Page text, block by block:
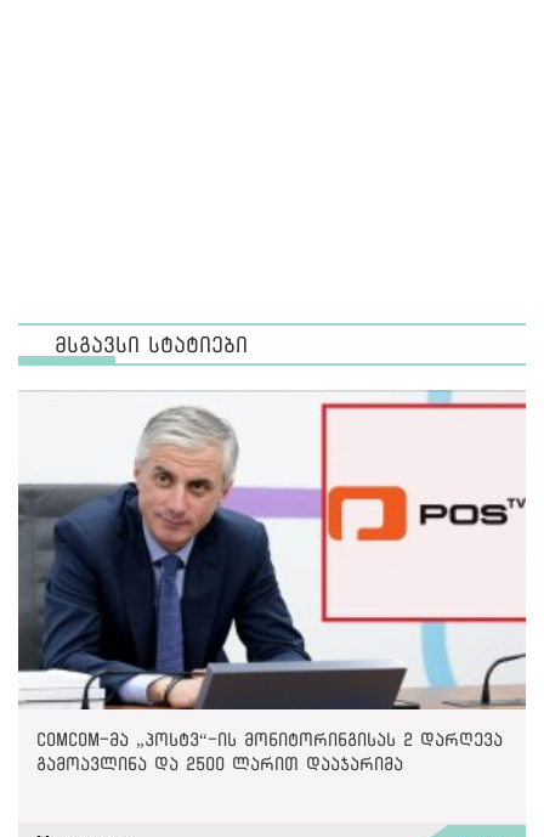
მსგავსი სტატიები
ComCom-მა „პოსტვ“-ის მონიტორინგისას 2 დარღევა
გამოავლინა და 2500 ლარით დააჯარიმა